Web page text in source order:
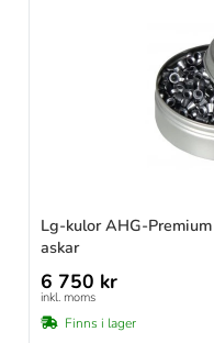
Lg-kulor AHG-
askar
6 750 kr
inkl. moms
Finns i lager